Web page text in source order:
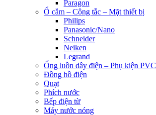
Paragon
Ổ cắm – Công tắc – Mặt thiết bị
Philips
Panasonic/Nano
Schneider
Neiken
Legrand
Ống luồn dây điện – Phụ kiện PVC
Đồng hồ điện
Quạt
Phích nước
Bếp điện từ
Máy nước nóng